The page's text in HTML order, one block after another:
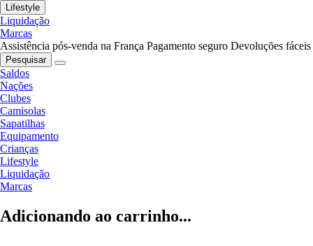
Lifestyle
Liquidação
Marcas
Assistência pós-venda na França Pagamento seguro Devoluções fáceis
Pesquisar
Saldos
Nações
Clubes
Camisolas
Sapatilhas
Equipamento
Crianças
Lifestyle
Liquidação
Marcas
Adicionando ao carrinho...